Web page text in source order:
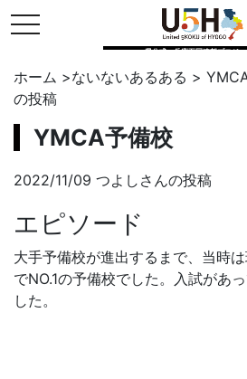
toggle navigation
県公式・兵庫五国連邦プロジ
ホーム >ないないあるある >
の投稿
YMCA予備校
2022/11/09 つよしさんの投稿
エピソード
大手予備校が進出するまで、当時
でNO.1の予備校でした。入試があ
した。